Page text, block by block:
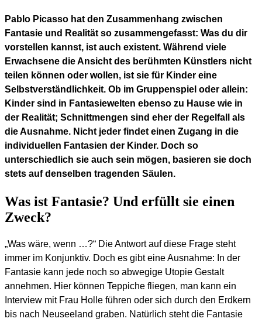
Pablo Picasso hat den Zusammenhang zwischen
Fantasie und Realität so zusammengefasst: Was du dir
vorstellen kannst, ist auch existent. Während viele
Erwachsene die Ansicht des berühmten Künstlers nicht
teilen können oder wollen, ist sie für Kinder eine
Selbstverständlichkeit. Ob im Gruppenspiel oder allein:
Kinder sind in Fantasiewelten ebenso zu Hause wie in
der Realität; Schnittmengen sind eher der Regelfall als
die Ausnahme. Nicht jeder findet einen Zugang in die
individuellen Fantasien der Kinder. Doch so
unterschiedlich sie auch sein mögen, basieren sie doch
stets auf denselben tragenden Säulen.
Was ist Fantasie? Und erfüllt sie einen
Zweck?
„Was wäre, wenn …?“ Die Antwort auf diese Frage steht
immer im Konjunktiv. Doch es gibt eine Ausnahme: In der
Fantasie kann jede noch so abwegige Utopie Gestalt
annehmen. Hier können Teppiche fliegen, man kann ein
Interview mit Frau Holle führen oder sich durch den Erdkern
bis nach Neuseeland graben. Natürlich steht die Fantasie